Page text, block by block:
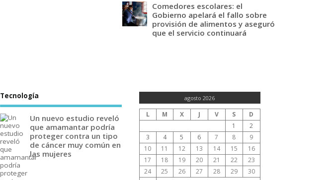
Comedores escolares: el
Gobierno apelará el fallo sobre
provisión de alimentos y aseguró
que el servicio continuará
Tecnología
Un nuevo estudio reveló
que amamantar podría
proteger contra un tipo
de cáncer muy común en
las mujeres
agosto 2026
L M X J V S
D
1
2
3
4 5 6 7 8
9
10
11 12 13 14 15
16
17
18 19 20 21 22
23
24
25 26 27 28 29
30